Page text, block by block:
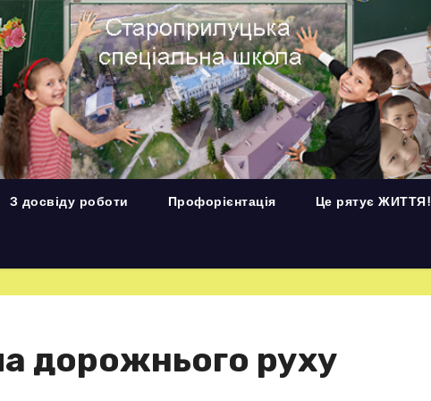
З досвіду роботи Профорієнтація Це рятує ЖИТТЯ!
дорожнього руху